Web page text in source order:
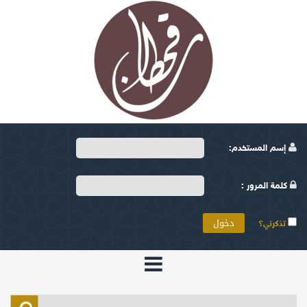
إسم المستخدم:
كلمة المرور :
تذكرني؟